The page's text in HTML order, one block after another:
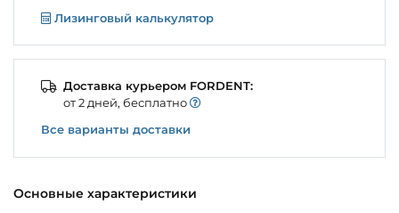
Основные характеристики
Лизинговый калькулятор
Доставка курьером FORDENT:
от 2 дней, бесплатно
Все варианты доставки